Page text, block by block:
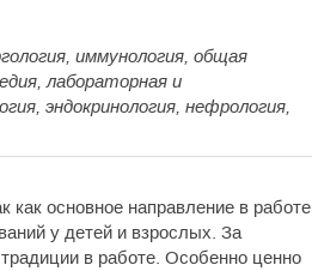
иммунология, общая
лабораторная и
эндокринология, нефрология,
основное направление в работе
у детей и взрослых. За
в работе. Особенно ценно